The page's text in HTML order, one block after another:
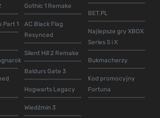
Part 1
Gothic 1 Remake
AC Black Flag
Resynced
Silent Hill 2 Remake
Baldurs Gate 3
Hogwarts Legacy
Wiedźmin 3
BET.PL
Najlepsze gry XBOX
Series S i X
Bukmacherzy
Kod promocyjny
Fortuna